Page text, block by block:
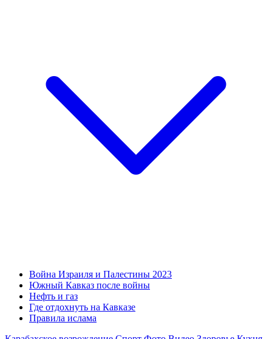
Война Израиля и Палестины 2023
Южный Кавказ после войны
Нефть и газ
Где отдохнуть на Кавказе
Правила ислама